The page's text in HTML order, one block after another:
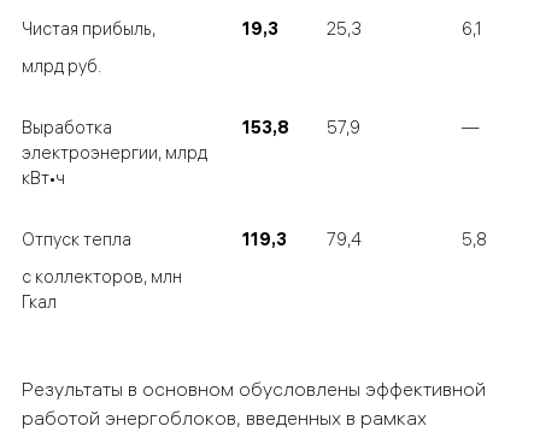
Чистая прибыль,
млрд руб.
19,3 25,3 6,1
Выработка
электроэнергии, млрд
кВт•ч
153,8 57,9 —
Отпуск тепла
с коллекторов, млн
Гкал
119,3 79,4 5,8
Результаты в основном обусловлены эффективной
работой энергоблоков, введенных в рамках